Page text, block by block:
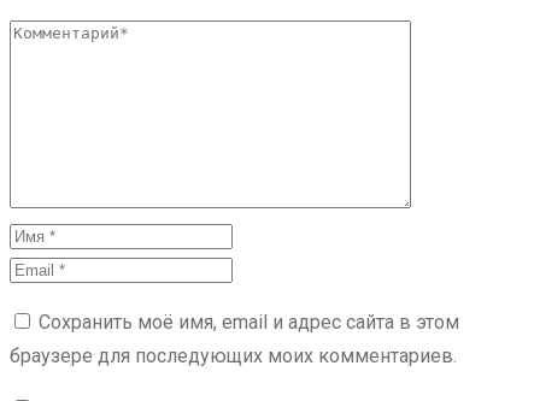
Сохранить моё имя, email и адрес сайта в этом
браузере для последующих моих комментариев.